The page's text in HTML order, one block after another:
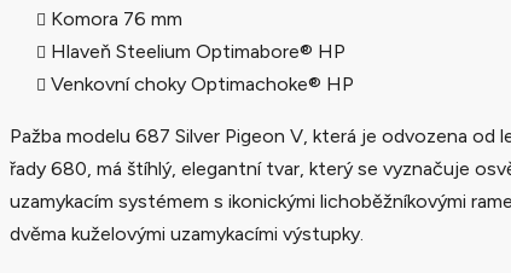
Komora 76 mm
Hlaveň Steelium Optimabore® HP
Venkovní choky Optimachoke® HP
Pažba modelu 687 Silver Pigeon V, která je odvozena od
řady 680, má štíhlý, elegantní tvar, který se vyznačuje
uzamykacím systémem s ikonickými lichoběžníkovými
dvěma kuželovými uzamykacími výstupky.